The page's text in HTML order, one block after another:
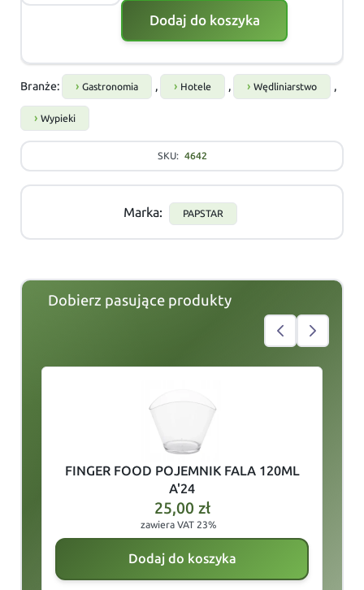
Dodaj do koszyka
Branże: Gastronomia , Hotele , Wędliniarstwo ,
Wypieki
SKU: 4642
Marka: PAPSTAR
Dobierz pasujące produkty
FINGER FOOD POJEMNIK FALA 120ML
A'24
25,00 zł
zawiera VAT 23%
Dodaj do koszyka